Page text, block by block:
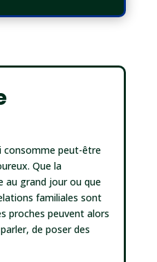
consomme peut-être
Que la
grand jour ou que
familiales sont
proches peuvent alors
de poser des